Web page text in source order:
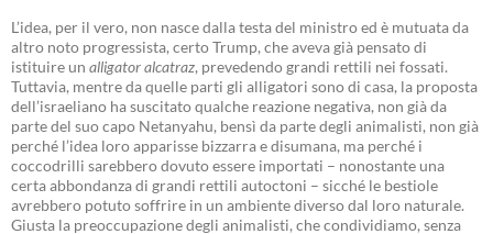
L’idea, per il vero, non nasce dalla testa del ministro ed è mutuata da
altro noto progressista, certo Trump, che aveva già pensato di
istituire un alligator alcatraz, prevedendo grandi rettili nei fossati.
Tuttavia, mentre da quelle parti gli alligatori sono di casa, la proposta
dell’israeliano ha suscitato qualche reazione negativa, non già da
parte del suo capo Netanyahu, bensì da parte degli animalisti, non già
perché l’idea loro apparisse bizzarra e disumana, ma perché i
coccodrilli sarebbero dovuto essere importati – nonostante una
certa abbondanza di grandi rettili autoctoni – sicché le bestiole
avrebbero potuto soffrire in un ambiente diverso dal loro naturale.
Giusta la preoccupazione degli animalisti, che condividiamo, senza